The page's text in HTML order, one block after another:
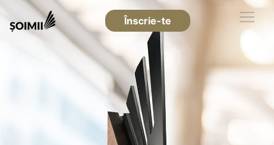
Înscrie-te